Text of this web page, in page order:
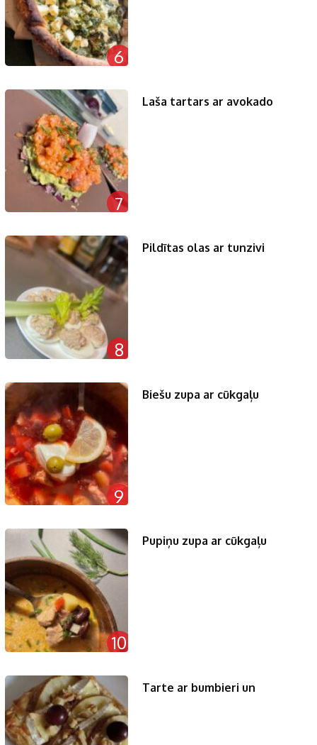
6
7
Laša tartars ar avokado
8
Pildītas olas ar tunzivi
9
Biešu zupa ar cūkgaļu
10
Pupiņu zupa ar cūkgaļu
Tarte ar bumbieri un